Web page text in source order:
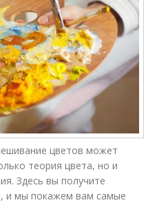
цветов может
теория цвета, но и
Здесь вы получите
и мы покажем вам самые